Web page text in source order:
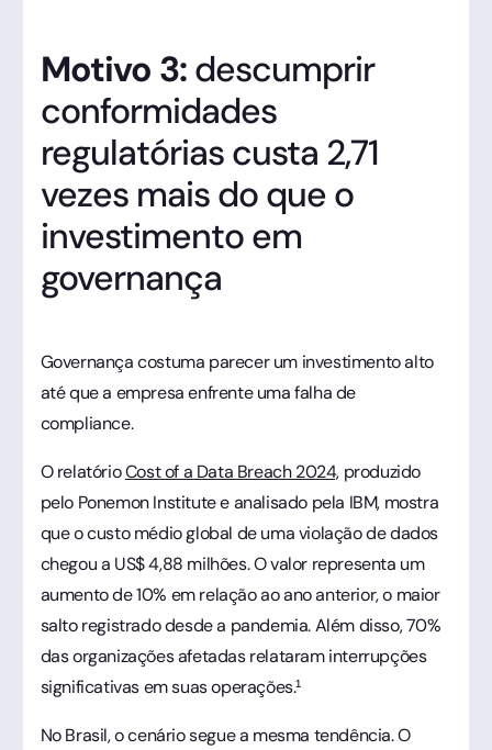
Motivo 3:descumprir
conformidades
regulatórias custa 2,71
vezes mais do que o
investimento em
governança
Governança costuma parecer um investimento alto
até que a empresa enfrente uma falha de
compliance.
O relatórioCost of a Data Breach 2024,produzido
pelo Ponemon Institute e analisado pela IBM, mostra
que o custo médio global de uma violação de dados
chegou a US$ 4,88 milhões. O valor representa um
aumento de 10% em relação ao ano anterior, o maior
salto registrado desde a pandemia. Além disso, 70%
das organizações afetadas relataram interrupções
significativas em suas operações.¹
No Brasil, o cenário segue a mesma tendência. O